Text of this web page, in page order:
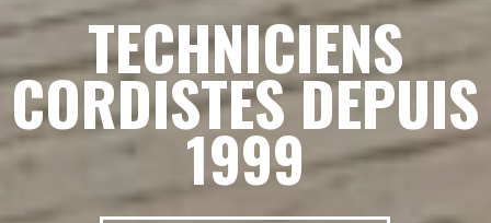
TECHNICIENS
CORDISTES DEPUIS
1999